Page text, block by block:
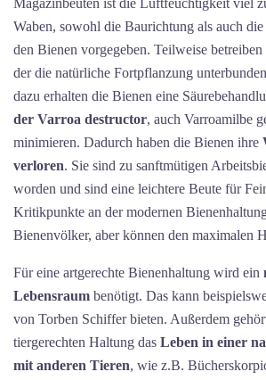
Magazinbeuten ist die Luftfeuchtigkeit viel
Waben, sowohl die Baurichtung als auch
den Bienen vorgegeben. Teilweise
der die natürliche Fortpflanzung
dazu erhalten die Bienen eine
der Varroa destructor, auch Varroamilbe
minimieren. Dadurch haben die Bienen ihre
verloren. Sie sind zu sanftmütigen
worden und sind eine leichtere Beute für
Kritikpunkte an der modernen
Bienenvölker, aber können den maximalen
Für eine artgerechte Bienenhaltung wird ein
Lebensraum benötigt. Das kann
von Torben Schiffer bieten. Außerdem
tiergerechten Haltung das Leben in einer
mit anderen Tieren, wie z.B.